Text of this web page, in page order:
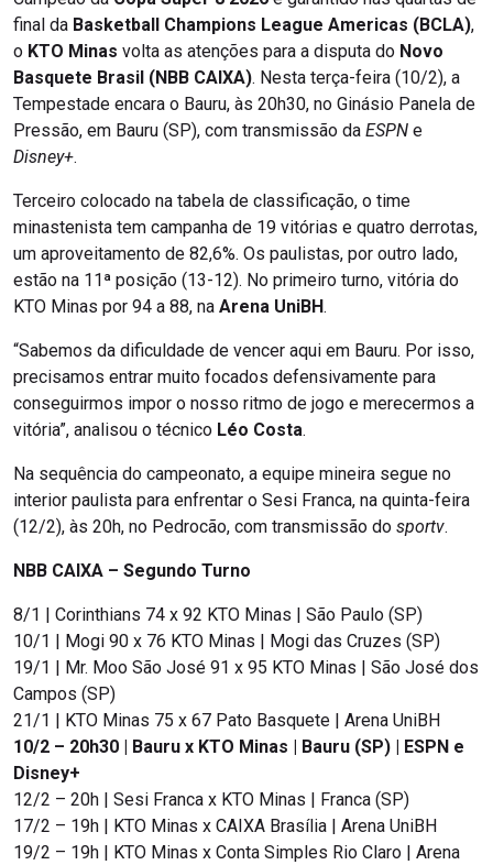
final da Basketball Champions League Americas (BCLA),
o KTO Minas volta as atenções para a disputa do Novo
Basquete Brasil (NBB CAIXA). Nesta terça-feira (10/2), a
Tempestade encara o Bauru, às 20h30, no Ginásio Panela de
Pressão, em Bauru (SP), com transmissão da ESPN e
Disney+.
Terceiro colocado na tabela de classificação, o time
minastenista tem campanha de 19 vitórias e quatro derrotas,
um aproveitamento de 82,6%. Os paulistas, por outro lado,
estão na 11ª posição (13-12). No primeiro turno, vitória do
KTO Minas por 94 a 88, na Arena UniBH.
“Sabemos da dificuldade de vencer aqui em Bauru. Por isso,
precisamos entrar muito focados defensivamente para
conseguirmos impor o nosso ritmo de jogo e merecermos a
vitória”, analisou o técnico Léo Costa.
Na sequência do campeonato, a equipe mineira segue no
interior paulista para enfrentar o Sesi Franca, na quinta-feira
(12/2), às 20h, no Pedrocão, com transmissão do sportv.
NBB CAIXA – Segundo Turno
8/1 | Corinthians 74 x 92 KTO Minas | São Paulo (SP)
10/1 | Mogi 90 x 76 KTO Minas | Mogi das Cruzes (SP)
19/1 | Mr. Moo São José 91 x 95 KTO Minas | São José dos
Campos (SP)
21/1 | KTO Minas 75 x 67 Pato Basquete | Arena UniBH
10/2 – 20h30 | Bauru x KTO Minas | Bauru (SP) | ESPN e
Disney+
12/2 – 20h | Sesi Franca x KTO Minas | Franca (SP)
17/2 – 19h | KTO Minas x CAIXA Brasília | Arena UniBH
19/2 – 19h | KTO Minas x Conta Simples Rio Claro | Arena